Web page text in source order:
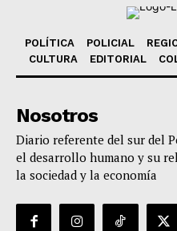
POLÍTICA POLICIAL
CULTURA
EDITORIAL
Nosotros
Diario referente del sur del
el desarrollo humano y su
la sociedad y la economía